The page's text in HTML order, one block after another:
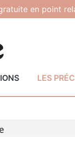
en point
LES